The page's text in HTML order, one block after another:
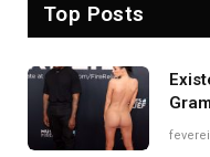
Top Posts